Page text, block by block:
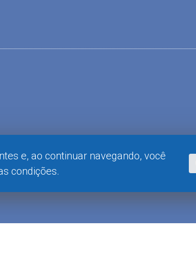
e, ao continuar navegando, você
condições.